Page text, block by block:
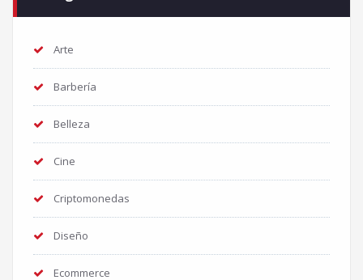
Arte
Barbería
Belleza
Cine
Criptomonedas
Diseño
Ecommerce